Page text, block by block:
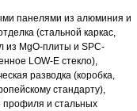
панелями из алюминия и
(стальной каркас,
из МgО-плиты и SPC-
LOW-E стекло),
разводка (коробка,
стандарту),
профиля и стальных